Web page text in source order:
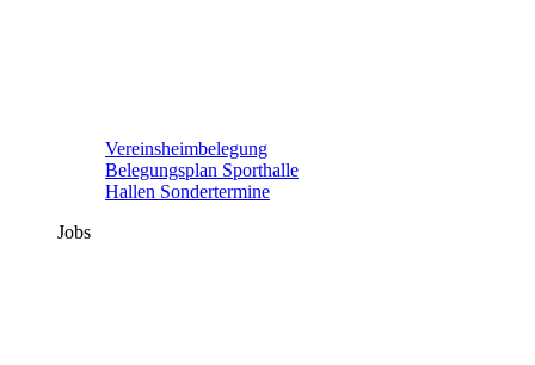
Vereinsheimbelegung
Belegungsplan Sporthalle
Hallen Sondertermine
Jobs